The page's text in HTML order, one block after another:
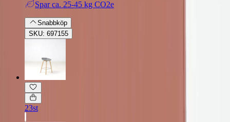
Spar ca. 25-45 kg CO2e
Snabbköp
SKU: 697155
23st